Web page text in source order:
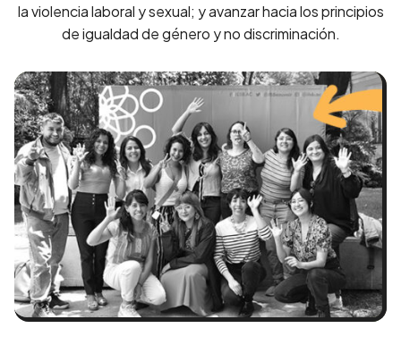
la violencia laboral y sexual; y avanzar hacia los principios
de igualdad de género y no discriminación.